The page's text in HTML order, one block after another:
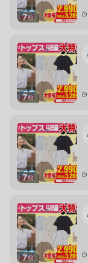
7枚
7枚
7枚
7枚